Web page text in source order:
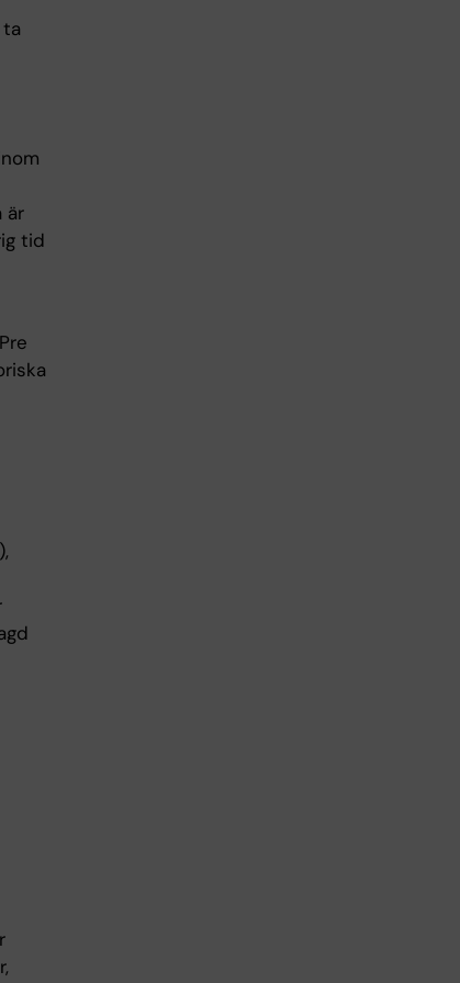
är
tid